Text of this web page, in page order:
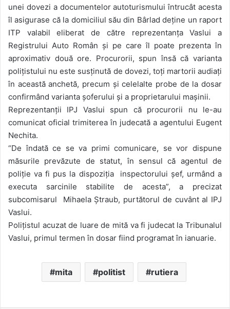
unei dovezi a documentelor autoturismului întrucât acesta
îl asigurase că la domiciliul său din Bârlad deține un raport
ITP valabil eliberat de către reprezentanța Vaslui a
Registrului Auto Român și pe care îl poate prezenta în
aproximativ două ore. Procurorii, spun însă că varianta
polițistului nu este susținută de dovezi, toți martorii audiați
în această anchetă, precum și celelalte probe de la dosar
confirmând varianta șoferului și a proprietarului mașinii.
Reprezentanții IPJ Vaslui spun că procurorii nu le-au
comunicat oficial trimiterea în judecată a agentului Eugent
Nechita.
“De îndată ce se va primi comunicare, se vor dispune
măsurile prevăzute de statut, în sensul că agentul de
poliție va fi pus la dispoziția inspectorului șef, urmând a
executa sarcinile stabilite de acesta”, a precizat
subcomisarul Mihaela Ștraub, purtătorul de cuvânt al IPJ
Vaslui.
Polițistul acuzat de luare de mită va fi judecat la Tribunalul
Vaslui, primul termen în dosar fiind programat în ianuarie.
mita politist rutiera